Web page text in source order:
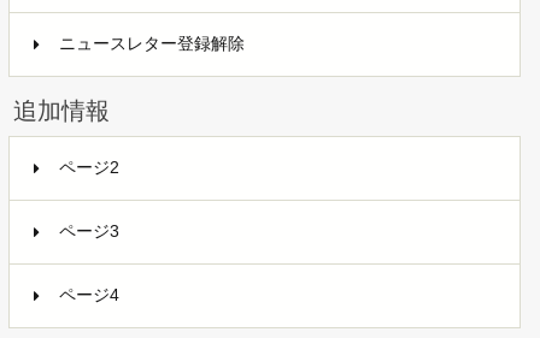
ニュースレター登録解除
追加情報
ページ2
ページ3
ページ4